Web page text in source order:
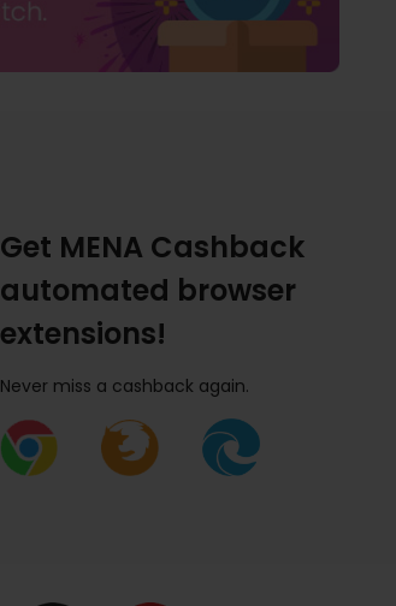
Get MENA Cashback
automated browser
extensions!
Never miss a cashback again.